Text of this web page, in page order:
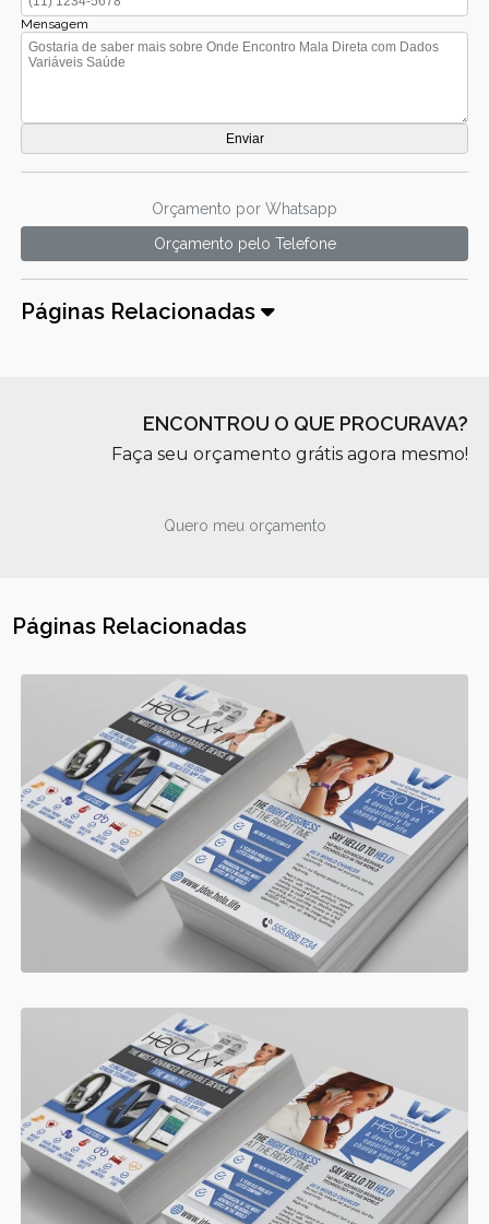
Mensagem
Orçamento por Whatsapp
Orçamento pelo Telefone
Páginas Relacionadas
ENCONTROU O QUE PROCURAVA?
Faça seu orçamento grátis agora mesmo!
Quero meu orçamento
Páginas Relacionadas